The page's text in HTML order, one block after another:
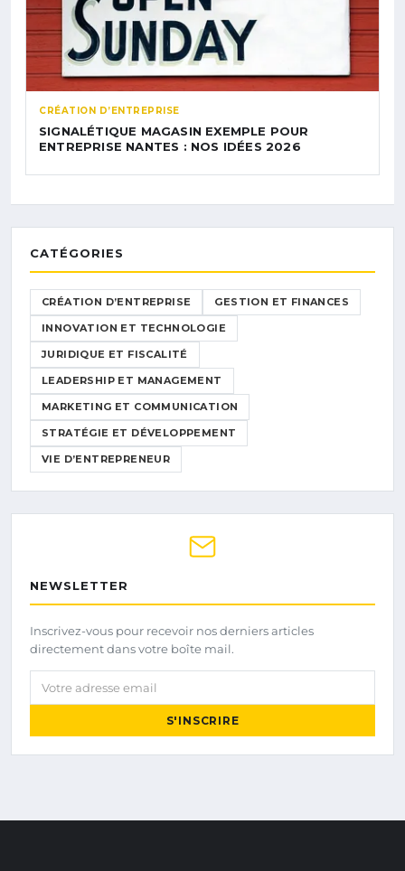
CRÉATION D’ENTREPRISE
SIGNALÉTIQUE MAGASIN EXEMPLE POUR
ENTREPRISE NANTES : NOS IDÉES 2026
CATÉGORIES
CRÉATION D’ENTREPRISE GESTION ET FINANCES
INNOVATION ET TECHNOLOGIE
JURIDIQUE ET FISCALITÉ
LEADERSHIP ET MANAGEMENT
MARKETING ET COMMUNICATION
STRATÉGIE ET DÉVELOPPEMENT
VIE D’ENTREPRENEUR
NEWSLETTER
Inscrivez-vous pour recevoir nos derniers articles
directement dans votre boîte mail.
Votre adresse email
S'INSCRIRE